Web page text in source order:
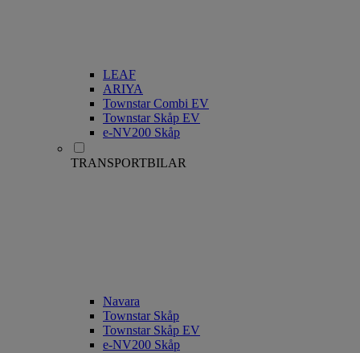
LEAF
ARIYA
Townstar Combi EV
Townstar Skåp EV
e-NV200 Skåp
TRANSPORTBILAR
Navara
Townstar Skåp
Townstar Skåp EV
e-NV200 Skåp